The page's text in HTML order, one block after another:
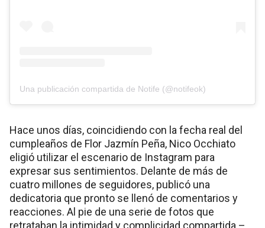
Una publicación compartida de Notife (@notifeok)
Hace unos días, coincidiendo con la fecha real del
cumpleaños de Flor Jazmín Peña, Nico Occhiato
eligió utilizar el escenario de Instagram para
expresar sus sentimientos. Delante de más de
cuatro millones de seguidores, publicó una
dedicatoria que pronto se llenó de comentarios y
reacciones. Al pie de una serie de fotos que